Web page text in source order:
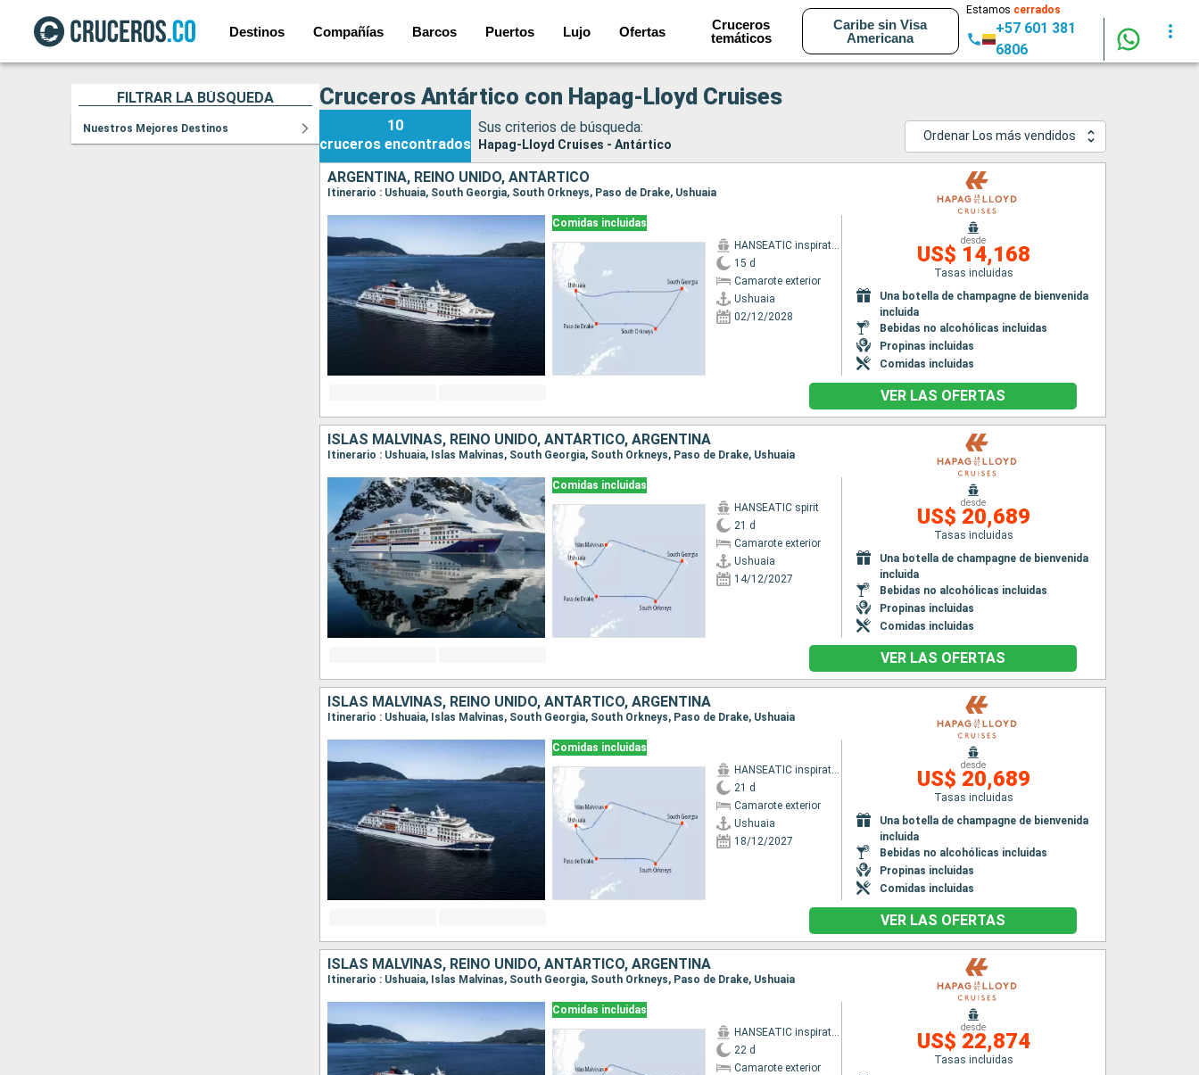
Destinos Compañías Barcos Puertos Lujo Ofertas
Cruceros
temáticos
Caribe sin Visa
Americana
Estamos cerrados
+57 601 381
6806
FILTRAR LA BÚSQUEDA
Nuestros Mejores Destinos
Cruceros Antártico con Hapag-Lloyd Cruises
10
cruceros encontrados
Sus criterios de búsqueda:
Hapag-Lloyd Cruises - Antártico
Ordenar Los más vendidos
ARGENTINA, REINO UNIDO, ANTÁRTICO
Itinerario : Ushuaia, South Georgia, South Orkneys, Paso de Drake, Ushuaia
Comidas incluidas
HANSEATIC inspiration
15 d
Camarote exterior
Ushuaia
02/12/2028
desde
US$ 14,168
Tasas incluidas
Una botella de champagne de bienvenida
incluida
Bebidas no alcohólicas incluidas
Propinas incluidas
Comidas incluidas
VER LAS OFERTAS
ISLAS MALVINAS, REINO UNIDO, ANTÁRTICO, ARGENTINA
Itinerario : Ushuaia, Islas Malvinas, South Georgia, South Orkneys, Paso de Drake, Ushuaia
Comidas incluidas
HANSEATIC spirit
21 d
Camarote exterior
Ushuaia
14/12/2027
desde
US$ 20,689
Tasas incluidas
Una botella de champagne de bienvenida
incluida
Bebidas no alcohólicas incluidas
Propinas incluidas
Comidas incluidas
VER LAS OFERTAS
ISLAS MALVINAS, REINO UNIDO, ANTÁRTICO, ARGENTINA
Itinerario : Ushuaia, Islas Malvinas, South Georgia, South Orkneys, Paso de Drake, Ushuaia
Comidas incluidas
HANSEATIC inspiration
21 d
Camarote exterior
Ushuaia
18/12/2027
desde
US$ 20,689
Tasas incluidas
Una botella de champagne de bienvenida
incluida
Bebidas no alcohólicas incluidas
Propinas incluidas
Comidas incluidas
VER LAS OFERTAS
ISLAS MALVINAS, REINO UNIDO, ANTÁRTICO, ARGENTINA
Itinerario : Ushuaia, Islas Malvinas, South Georgia, South Orkneys, Paso de Drake, Ushuaia
Comidas incluidas
HANSEATIC inspiration
22 d
Camarote exterior
desde
US$ 22,874
Tasas incluidas